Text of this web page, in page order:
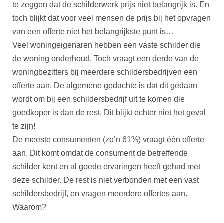
te zeggen dat de schilderwerk prijs niet belangrijk is. En
toch blijkt dat voor veel mensen de prijs bij het opvragen
van een offerte niet het belangrijkste punt is…
Veel woningeigenaren hebben een vaste schilder die
de woning onderhoud. Toch vraagt een derde van de
woningbezitters bij meerdere schildersbedrijven een
offerte aan. De algemene gedachte is dat dit gedaan
wordt om bij een schildersbedrijf uit te komen die
goedkoper is dan de rest. Dit blijkt echter niet het geval
te zijn!
De meeste consumenten (zo’n 61%) vraagt één offerte
aan. Dit komt omdat de consument de betreffende
schilder kent en al goede ervaringen heeft gehad met
deze schilder. De rest is niet verbonden met een vast
schildersbedrijf, en vragen meerdere offertes aan.
Waarom?